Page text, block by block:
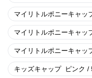
マイリトルポニーキャッ
マイリトルポニーキャッ
マイリトルポニーキャッ
キッズキャップ ピンク /